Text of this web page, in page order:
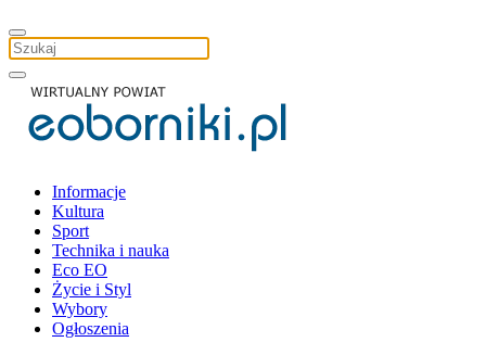
Informacje
Kultura
Sport
Technika i nauka
Eco EO
Życie i Styl
Wybory
Ogłoszenia